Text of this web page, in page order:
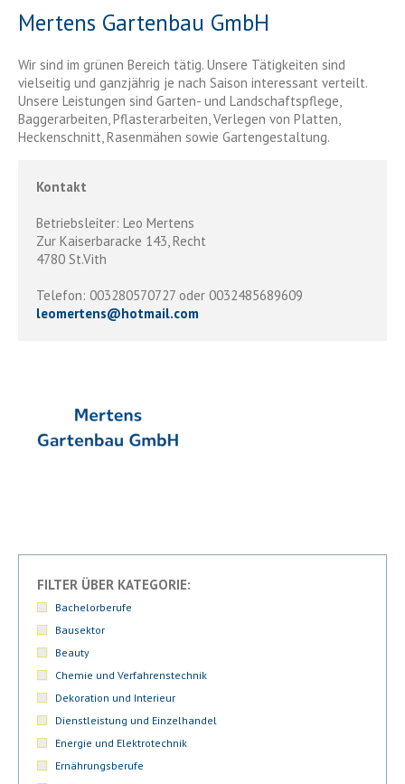
Mertens Gartenbau GmbH
Wir sind im grünen Bereich tätig. Unsere Tätigkeiten sind
vielseitig und ganzjährig je nach Saison interessant verteilt.
Unsere Leistungen sind Garten- und Landschaftspflege,
Baggerarbeiten, Pflasterarbeiten, Verlegen von Platten,
Heckenschnitt, Rasenmähen sowie Gartengestaltung.
Kontakt
Betriebsleiter: Leo Mertens
Zur Kaiserbaracke 143, Recht
4780 St.Vith
Telefon: 003280570727 oder 0032485689609
leomertens@hotmail.com
FILTER ÜBER KATEGORIE:
Bachelorberufe
Bausektor
Beauty
Chemie und Verfahrenstechnik
Dekoration und Interieur
Dienstleistung und Einzelhandel
Energie und Elektrotechnik
Ernährungsberufe